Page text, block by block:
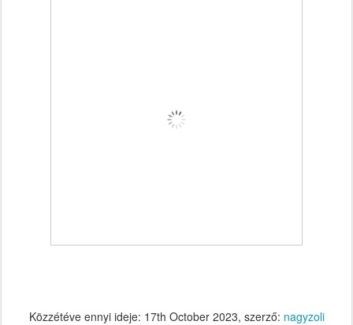
Közzétéve ennyi ideje: 17th October 2023, szerző: nagyzoli